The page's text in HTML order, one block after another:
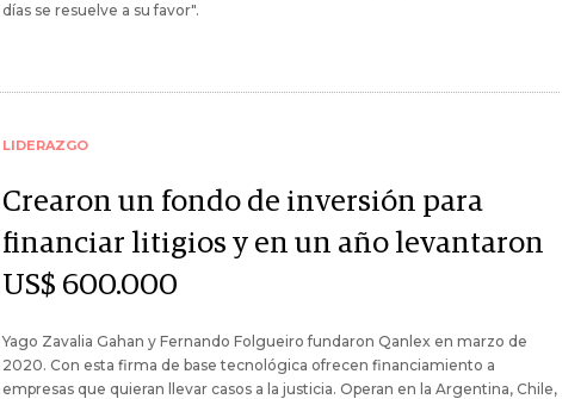
días se resuelve a su favor".
LIDERAZGO
Crearon un fondo de inversión para
financiar litigios y en un año levantaron
US$ 600.000
Yago Zavalia Gahan y Fernando Folgueiro fundaron Qanlex en marzo de
2020. Con esta firma de base tecnológica ofrecen financiamiento a
empresas que quieran llevar casos a la justicia. Operan en la Argentina, Chile,